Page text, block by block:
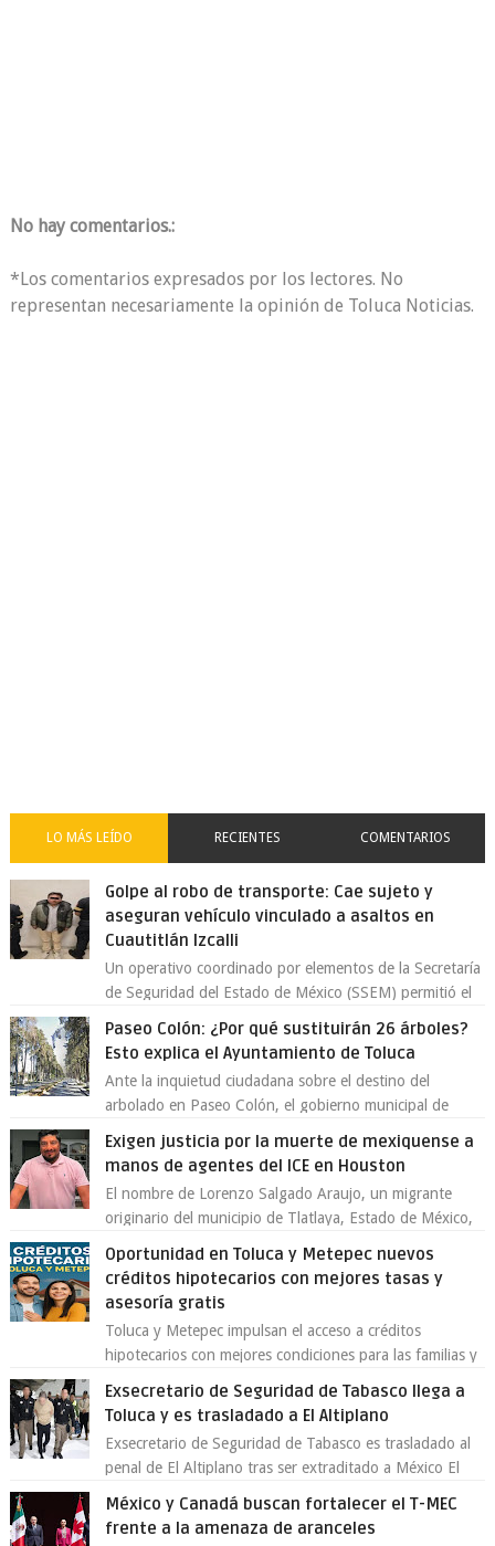
No hay comentarios.:
*Los comentarios expresados por los lectores. No
representan necesariamente la opinión de Toluca Noticias.
LO MÁS LEÍDO RECIENTES COMENTARIOS
Golpe al robo de transporte: Cae sujeto y
aseguran vehículo vinculado a asaltos en
Cuautitlán Izcalli
Un operativo coordinado por elementos de la Secretaría
de Seguridad del Estado de México (SSEM) permitió el
Paseo Colón: ¿Por qué sustituirán 26 árboles?
Esto explica el Ayuntamiento de Toluca
Ante la inquietud ciudadana sobre el destino del
arbolado en Paseo Colón, el gobierno municipal de
Exigen justicia por la muerte de mexiquense a
manos de agentes del ICE en Houston
El nombre de Lorenzo Salgado Araujo, un migrante
originario del municipio de Tlatlaya, Estado de México,
Oportunidad en Toluca y Metepec nuevos
créditos hipotecarios con mejores tasas y
asesoría gratis
Toluca y Metepec impulsan el acceso a créditos
hipotecarios con mejores condiciones para las familias y
Exsecretario de Seguridad de Tabasco llega a
Toluca y es trasladado a El Altiplano
Exsecretario de Seguridad de Tabasco es trasladado al
penal de El Altiplano tras ser extraditado a México El
México y Canadá buscan fortalecer el T-MEC
frente a la amenaza de aranceles